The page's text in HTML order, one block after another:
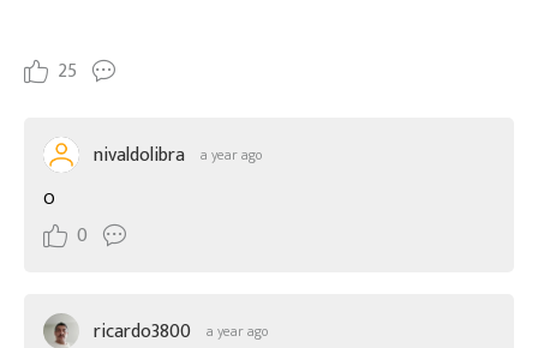
25
nivaldolibra a year ago
O
0
ricardo3800 a year ago